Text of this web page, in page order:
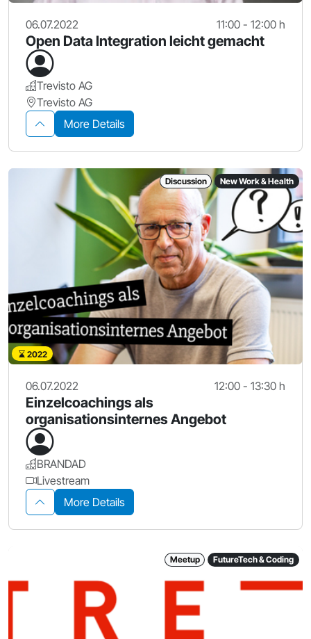
06.07.2022 11:00 - 12:00 h
Open Data Integration leicht gemacht
Trevisto AG
Trevisto AG
More Details
Discussion New Work & Health
2022
06.07.2022 12:00 - 13:30 h
Einzelcoachings als
organisationsinternes Angebot
BRANDAD
Livestream
More Details
Meetup FutureTech & Coding